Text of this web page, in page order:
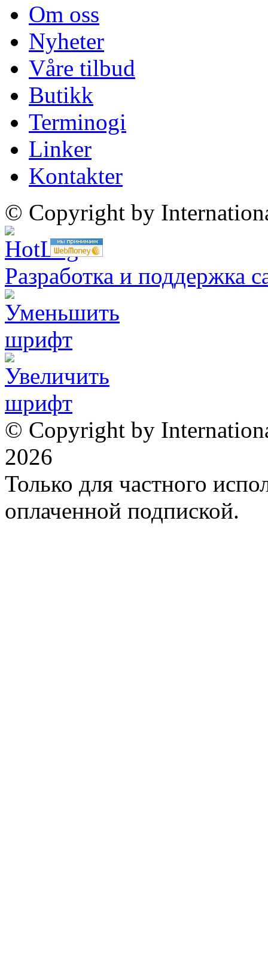
Om oss
Nyheter
Våre tilbud
Butikk
Terminogi
Linker
Kontakter
© Copyright by
Разработка и поддержка
© Copyright by
2026
Только для частного
оплаченной подпиской.